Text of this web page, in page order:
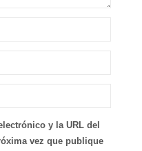
y la URL del
vez que publique